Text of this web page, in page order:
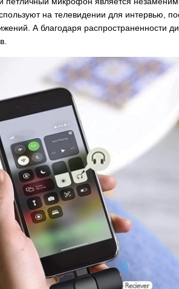
1190сом 1000сом
на телевидении для интервью,
А благодаря распространенности